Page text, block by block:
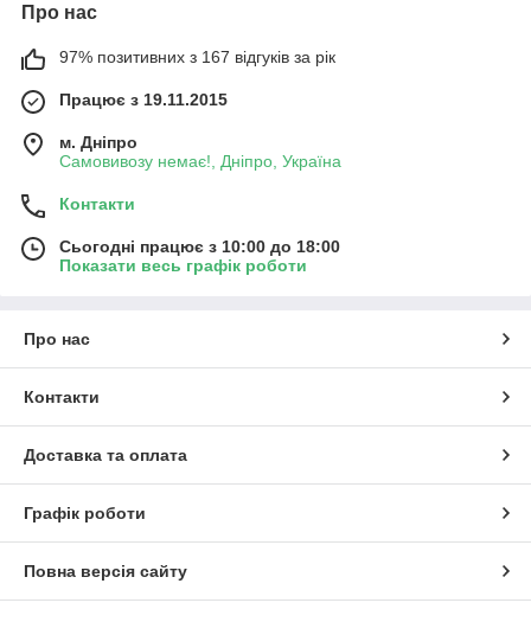
Про нас
97% позитивних з 167 відгуків за рік
Працює з 19.11.2015
м. Дніпро
Самовивозу немає!, Дніпро, Україна
Контакти
Сьогодні працює з 10:00 до 18:00
Показати весь графік роботи
Про нас
Контакти
Доставка та оплата
Графік роботи
Повна версія сайту